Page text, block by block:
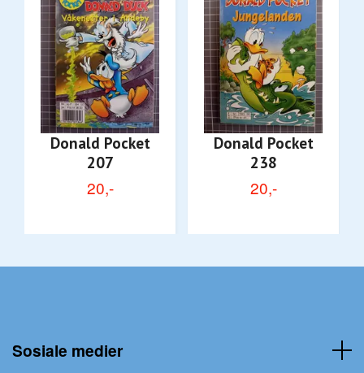
Donald Pocket
207
20,-
Donald Pocket
238
20,-
Sosiale medier